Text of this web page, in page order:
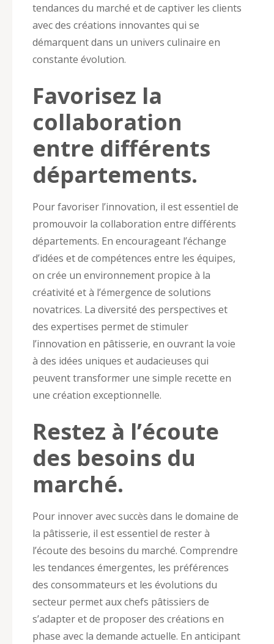
tendances du marché et de captiver les clients
avec des créations innovantes qui se
démarquent dans un univers culinaire en
constante évolution.
Favorisez la
collaboration
entre différents
départements.
Pour favoriser l’innovation, il est essentiel de
promouvoir la collaboration entre différents
départements. En encourageant l’échange
d’idées et de compétences entre les équipes,
on crée un environnement propice à la
créativité et à l’émergence de solutions
novatrices. La diversité des perspectives et
des expertises permet de stimuler
l’innovation en pâtisserie, en ouvrant la voie
à des idées uniques et audacieuses qui
peuvent transformer une simple recette en
une création exceptionnelle.
Restez à l’écoute
des besoins du
marché.
Pour innover avec succès dans le domaine de
la pâtisserie, il est essentiel de rester à
l’écoute des besoins du marché. Comprendre
les tendances émergentes, les préférences
des consommateurs et les évolutions du
secteur permet aux chefs pâtissiers de
s’adapter et de proposer des créations en
phase avec la demande actuelle. En anticipant